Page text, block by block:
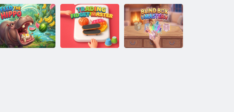
Ragdoll Brainrot
Meme: Sfida a
piedi!
Il ritorno della
mamma gatta
cattiva e burlone
Schiaffeggia
Sahur